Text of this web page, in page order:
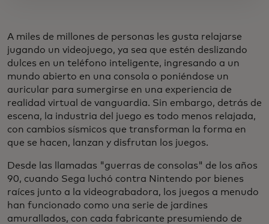
A miles de millones de personas les gusta relajarse
jugando un videojuego, ya sea que estén deslizando
dulces en un teléfono inteligente, ingresando a un
mundo abierto en una consola o poniéndose un
auricular para sumergirse en una experiencia de
realidad virtual de vanguardia. Sin embargo, detrás de
escena, la industria del juego es todo menos relajada,
con cambios sísmicos que transforman la forma en
que se hacen, lanzan y disfrutan los juegos.
Desde las llamadas "guerras de consolas" de los años
90, cuando Sega luchó contra Nintendo por bienes
raíces junto a la videograbadora, los juegos a menudo
han funcionado como una serie de jardines
amurallados, con cada fabricante presumiendo de